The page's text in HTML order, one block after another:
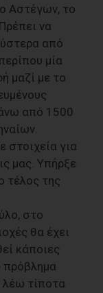
Αστέγων, το
να
από
μία
μαζί με το
από 1500
στοιχεία για
μας. Υπήρξε
τέλος της
στο
θα έχει
κάποιες
πρόβλημα
λέω τίποτα